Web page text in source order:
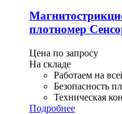
плотномер
Цена по запросу
На складе
Работаем на
Безопасность
Техническая
Подробнее